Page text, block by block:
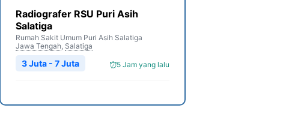
Radiografer RSU Puri Asih
Salatiga
Rumah Sakit Umum Puri Asih Salatiga
Jawa Tengah, Salatiga
5 Jam yang lalu
3 Juta - 7 Juta